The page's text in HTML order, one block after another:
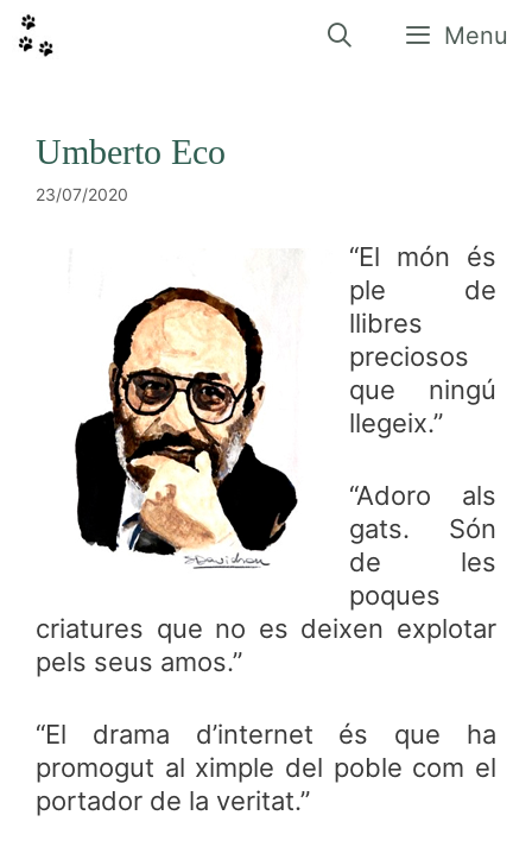
contingut
Menu
Umberto Eco
23/07/2020
“El món és
ple de
llibres
preciosos
que ningú
llegeix.”
“Adoro als
gats. Són
de les
poques
criatures que no es deixen explotar
pels seus amos.”
“El drama d’internet és que ha
promogut al ximple del poble com el
portador de la veritat.”